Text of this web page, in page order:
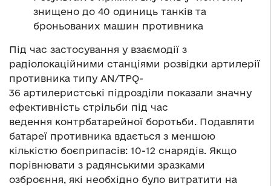
знищено до 40 одиниць танків та
броньованих машин противника
Під час застосування у взаємодії з
радіолокаційними станціями розвідки артилерії
противника типу AN/TPQ-
36 артилеристські підрозділи показали значну
ефективність стрільби під час
ведення контрбатарейної боротьби. Подавляти
батареї противника вдається з меншою
кількістю боєприпасів: 10-12 снарядів. Якщо
порівнювати з радянськими зразками
озброєння, які необхідно було витратити на